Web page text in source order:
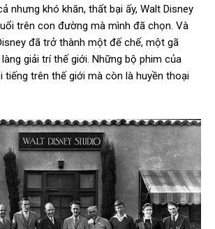
nhưng khó khăn, thất bại ấy, Walt Disney
trên con đường mà mình đã chọn. Và
đã trở thành một đế chế, một gã
giải trí thế giới. Những bộ phim của
tiếng trên thế giới mà còn là huyền thoại